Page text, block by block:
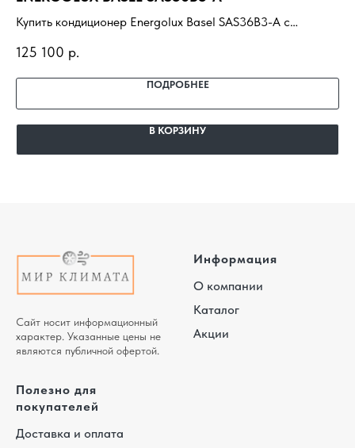
Купить кондиционер Energolux Basel SAS36B3-A с
профессиональный монтаж и гарантия.
125 100 р.
ПОДРОБНЕЕ
В КОРЗИНУ
Сайт носит информационный
характер. Указанные цены не
являются публичной офертой.
Информация
О компании
Каталог
Акции
Полезно для
покупателей
Доставка и оплата